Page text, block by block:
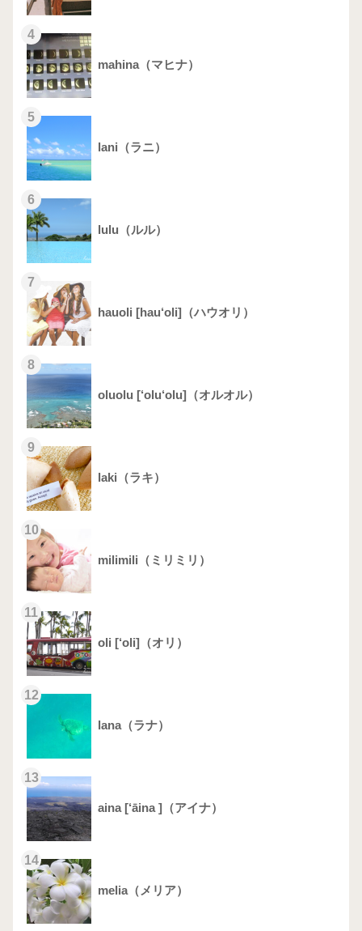
4
mahina（マヒナ）
5
lani（ラニ）
6
lulu（ルル）
7
hauoli [hau‘oli]（ハウオリ）
8
oluolu [‘olu‘olu]（オルオル）
9
laki（ラキ）
10
milimili（ミリミリ）
11
oli [‘oli]（オリ）
12
lana（ラナ）
13
aina [‘āina ]（アイナ）
14
melia（メリア）